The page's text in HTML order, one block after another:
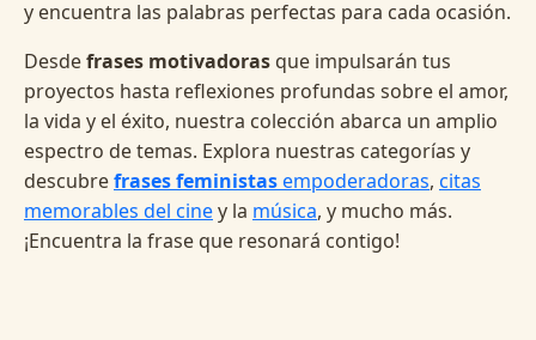
y encuentra las palabras perfectas para cada ocasión.
Desdefrases motivadoras que impulsarán tus
proyectos hasta reflexiones profundas sobre el amor,
la vida y el éxito, nuestra colección abarca un amplio
espectro de temas. Explora nuestras categorías y
descubrefrases feministasempoderadoras, citas
memorables del ciney la música, y mucho más.
¡Encuentra la frase que resonará contigo!